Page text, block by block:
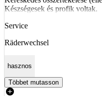
Készségesek és profik voltak.
Service
Räderwechsel
hasznos
Többet mutasson